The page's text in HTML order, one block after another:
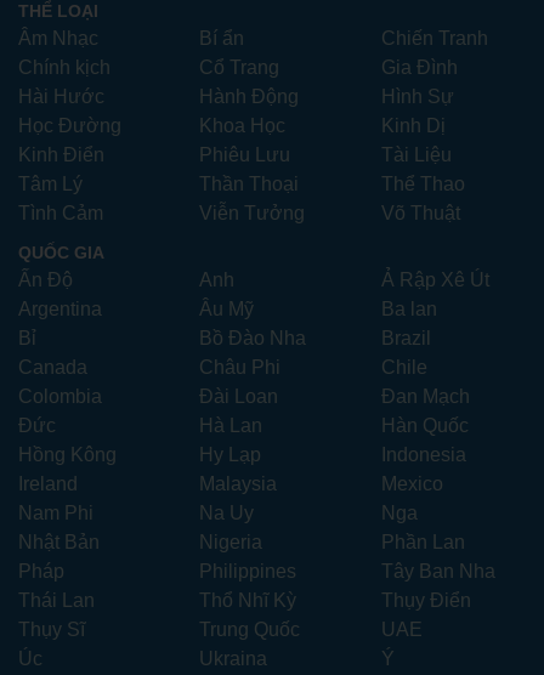
THỂ LOẠI
Âm Nhạc Bí ẩn
Chiến Tranh
Chính kịch
Cổ Trang
Gia Đình
Hài Hước
Hành Động
Hình Sự
Học Đường
Khoa Học
Kinh Dị
Kinh Điển
Phiêu Lưu
Tài Liệu
Tâm Lý
Thần Thoại
Thể Thao
Tình Cảm
Viễn Tưởng Võ Thuật
QUỐC GIA
Ấn Độ Anh
Ả Rập Xê Út
Argentina
Âu Mỹ
Ba lan
Bỉ
Bồ Đào Nha
Brazil
Canada
Châu Phi
Chile
Colombia
Đài Loan
Đan Mạch
Đức
Hà Lan
Hàn Quốc
Hồng Kông
Hy Lạp
Indonesia
Ireland
Malaysia
Mexico
Nam Phi
Na Uy
Nga
Nhật Bản
Nigeria
Phần Lan
Pháp
Philippines
Tây Ban Nha
Thái Lan
Thổ Nhĩ Kỳ
Thụy Điển
Thụy Sĩ
Trung Quốc
UAE
Úc
Ukraina Ý